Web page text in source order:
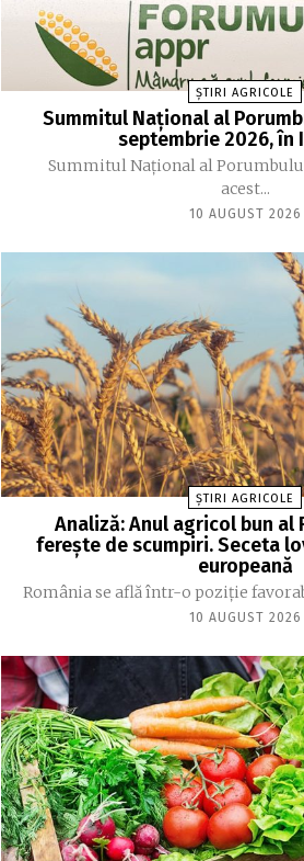
ȘTIRI AGRICOLE
Summitul Național al
septembrie 2026, în
Summitul Național al
acest...
10 AUGUST 2026
ȘTIRI AGRICOLE
Analiză: Anul agricol bun al
ferește de scumpiri. Seceta
europeană
România se află într-o poziție
10 AUGUST 2026